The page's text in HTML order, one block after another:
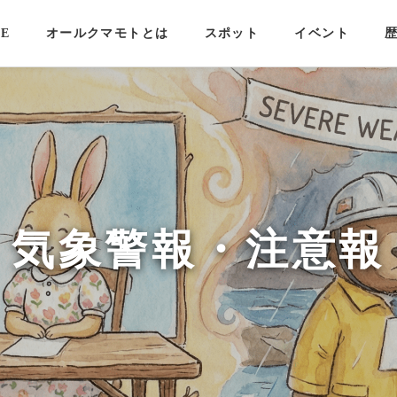
オールクマモトとは スポット イベント
気象警報・注意報